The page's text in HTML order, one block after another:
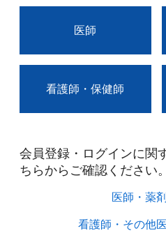
医師
看護師・保健師
会員登録・ログインに関
ちらからご確認ください。​
医師・薬
看護師・その他